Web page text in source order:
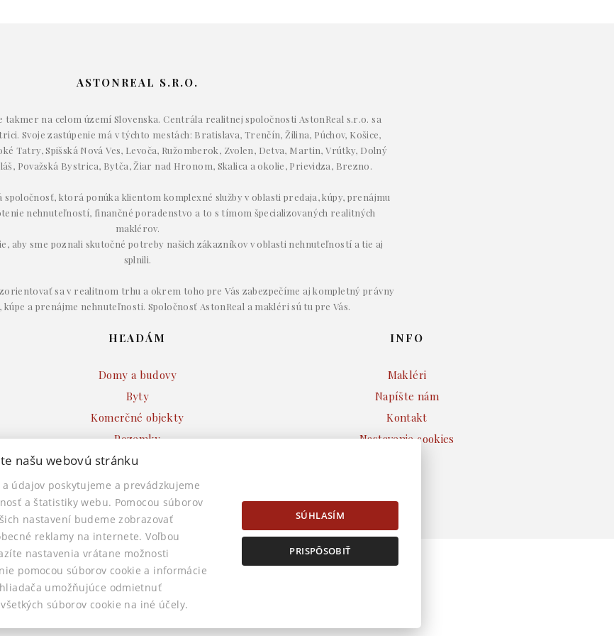
ASTONREAL S.R.O.
takmer na celom území Slovenska. Centrála realitnej spoločnosti AstonReal s.r.o. sa
Svoje zastúpenie má v týchto mestách: Bratislava, Trenčín, Žilina, Púchov, Košice,
Tatry, Spišská Nová Ves, Levoča, Ružomberok, Zvolen, Detva, Martin, Vrútky, Dolný
Považská Bystrica, Bytča, Žiar nad Hronom, Skalica a okolie, Prievidza, Brezno.
spoločnosť, ktorá ponúka klientom komplexné služby v oblasti predaja, kúpy, prenájmu
nehnuteľností, finančné poradenstvo a to s tímom špecializovaných realitných
maklérov.
aby sme poznali skutočné potreby našich zákazníkov v oblasti nehnuteľností a tie aj
splnili.
sa v realitnom trhu a okrem toho pre Vás zabezpečíme aj kompletný právny
a prenájme nehnuteľnosti. Spoločnosť AstonReal a makléri sú tu pre Vás.
HĽADÁM
Domy a budovy
Byty
Komerčné objekty
Pozemky
Developerské projekty
Ostatné
INFO
Makléri
Napíšte nám
Kontakt
Nastavenie cookies
© 2026 - AstonReal s.r.o.
Banská Bystrica 974 01, Tel.: 0905 222 055, E-mail: info@astonreal.sk
našu webovú stránku
údajov poskytujeme a prevádzkujeme
a štatistiky webu. Pomocou súborov
nastavení budeme zobrazovať
reklamy na internete. Voľbou
nastavenia vrátane možnosti
pomocou súborov cookie a informácie
umožňujúce odmietnuť
súborov cookie na iné účely.
SÚHLASÍM
PRISPÔSOBIŤ